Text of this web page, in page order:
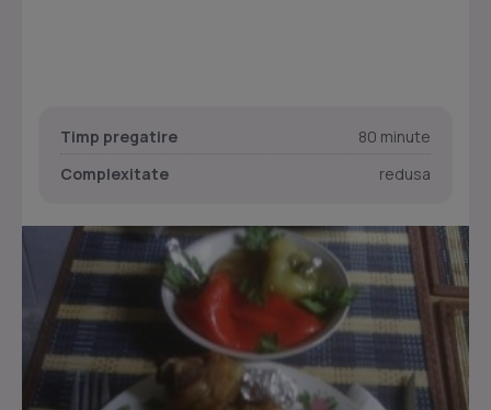
Timp pregatire
80 minute
Complexitate
redusa